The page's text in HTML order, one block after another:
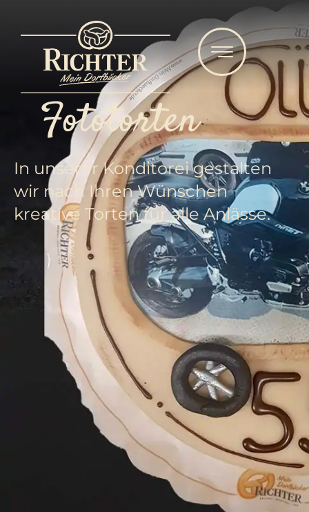
Fototorten
In unserer Konditorei gestalten
wir nach Ihren Wünschen
kreative Torten für alle Anlässe.